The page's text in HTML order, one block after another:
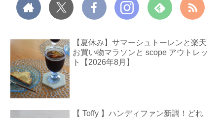
【夏休み】サマーシュトーレンと楽天
お買い物マラソンと scope アウトレッ
ト【2026年8月】
【 Toffy 】ハンディファン新調！どれ